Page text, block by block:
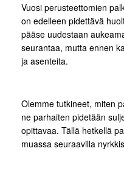
Vuosi perusteettomien
on edelleen pidettävä
pääse uudestaan
seurantaa, mutta ennen
ja asenteita.
Olemme tutkineet, miten
ne parhaiten pidetään
opittavaa. Tällä hetkellä
muassa seuraavilla